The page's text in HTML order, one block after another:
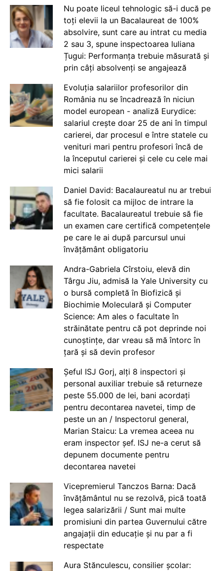
Nu poate liceul tehnologic să-i ducă pe
toți elevii la un Bacalaureat de 100%
absolvire, sunt care au intrat cu media
2 sau 3, spune inspectoarea Iuliana
Țugui: Performanța trebuie măsurată și
prin câți absolvenți se angajează
Evoluția salariilor profesorilor din
România nu se încadrează în niciun
model european - analiză Eurydice:
salariul crește doar 25 de ani în timpul
carierei, dar procesul e între statele cu
venituri mari pentru profesori încă de
la începutul carierei și cele cu cele mai
mici salarii
Daniel David: Bacalaureatul nu ar trebui
să fie folosit ca mijloc de intrare la
facultate. Bacalaureatul trebuie să fie
un examen care certifică competențele
pe care le ai după parcursul unui
învățământ obligatoriu
Andra-Gabriela Cîrstoiu, elevă din
Târgu Jiu, admisă la Yale University cu
o bursă completă în Biofizică și
Biochimie Moleculară și Computer
Science: Am ales o facultate în
străinătate pentru că pot deprinde noi
cunoștințe, dar vreau să mă întorc în
țară și să devin profesor
Șeful ISJ Gorj, alți 8 inspectori și
personal auxiliar trebuie să returneze
peste 55.000 de lei, bani acordați
pentru decontarea navetei, timp de
peste un an / Inspectorul general,
Marian Staicu: La vremea aceea nu
eram inspector șef. ISJ ne-a cerut să
depunem documente pentru
decontarea navetei
Vicepremierul Tanczos Barna: Dacă
învățământul nu se rezolvă, pică toată
legea salarizării / Sunt mai multe
promisiuni din partea Guvernului către
angajații din educație și nu par a fi
respectate
Aura Stănculescu, consilier școlar: